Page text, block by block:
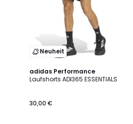
Neuheit
adidas Performance
Laufshorts ADI365 ESSENTIALS
30,00 €
4,8
/ 5